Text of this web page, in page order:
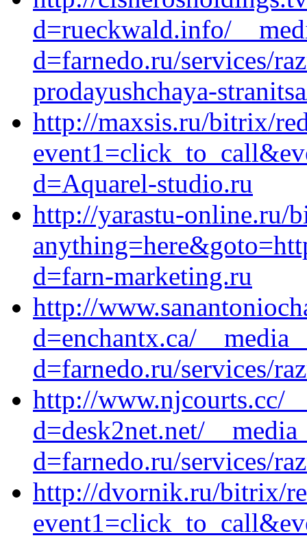
d=rueckwald.info/
d=farnedo.ru/services/
prodayushchaya-
http://maxsis.ru/bitrix/
d=Aquarel-studio.ru
http://yarastu-online.ru/
d=farn-marketing.ru
http://
d=enchantx.ca/
d=farnedo.ru/services/
http://www.njcourts.cc/
d=desk2net.net/
d=farnedo.ru/services/
http://dvornik.ru/bitrix/